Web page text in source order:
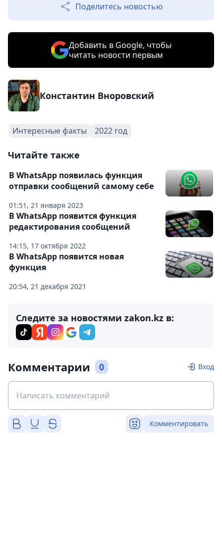
Поделитесь новостью
Добавить в Google, чтобы
читать новости первым
Константин Вноровский
Интересные факты 2022 год
Читайте также
01:51, 21 января 2023
В WhatsApp появилась функция
отправки сообщений самому себе
14:15, 17 октября 2022
В WhatsApp появится функция
редактирования сообщений
20:54, 21 декабря 2021
В WhatsApp появится новая
функция
Следите за новостями zakon.kz в:
Комментарии 0 Вход
Комментировать